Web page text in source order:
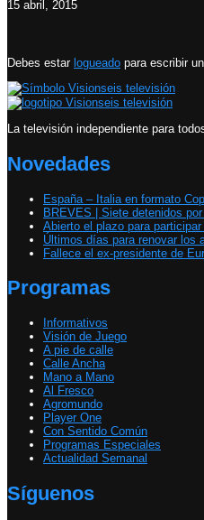
15 abril, 2015
Debes estar logueado para escribir
La televisión independiente para
Novedades
España – Italia en formato
BREVES | Siete detenidos
Abierto el plazo para
Últimos días para renovar los
Fallece el ex-presidente de
Programas
Informativos
Visión de Juego
A pie de calle
Calle Ancha
Mano a Mano
Al Fresco
Agromundo
Player One
Con Sentido Común
Programas Especiales
Actualidad Semanal
Síguenos